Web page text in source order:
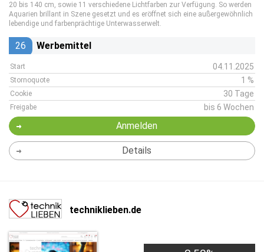
20 bis 140 cm, sowie 11 verschiedene Lichtfarben zur Verfügung. So werden
Aquarien brillant in Szene gesetzt und es eröffnet sich eine außergewöhnlich
lebendige und farbenprächtige Unterwasserwelt.
26 Werbemittel
Start 04.11.2025
Stornoquote 1 %
Cookie 30 Tage
Freigabe bis 6 Wochen
Anmelden
Details
techniklieben.de